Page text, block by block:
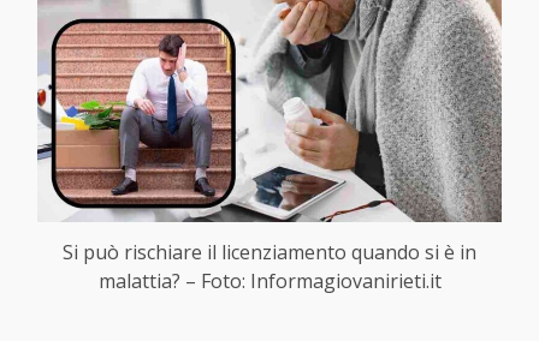
Si può rischiare il licenziamento quando si è in
malattia? – Foto: Informagiovanirieti.it